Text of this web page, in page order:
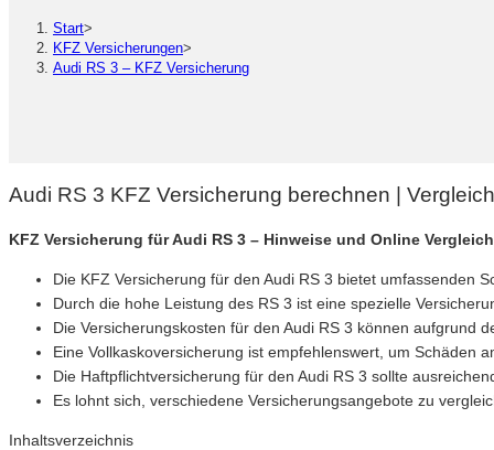
Start>
KFZ Versicherungen>
Audi RS 3 – KFZ Versicherung
Audi RS 3 KFZ Versicherung berechnen |
KFZ Versicherung für Audi RS 3 – Hinweise und Online
Die KFZ Versicherung für den Audi RS 3 bietet umfassenden
Durch die hohe Leistung des RS 3 ist eine spezielle
Die Versicherungskosten für den Audi RS 3 können aufgrund
Eine Vollkaskoversicherung ist empfehlenswert, um Schäden
Die Haftpflichtversicherung für den Audi RS 3 sollte
Es lohnt sich, verschiedene Versicherungsangebote zu
Inhaltsverzeichnis